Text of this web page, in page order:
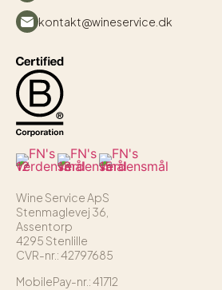
kontakt@wineservice.dk
Wine Service ApS
Stenmaglevej 36,
Assentorp
4295 Stenlille
CVR-nr.: 42797685
MobilePay-nr.: 41712